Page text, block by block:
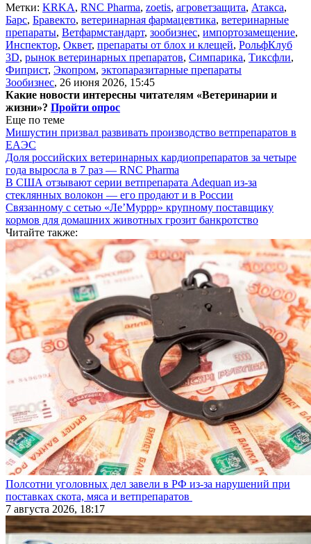
Метки: KRKA, RNC Pharma, zoetis, агроветзащита, Атакса,
Барс, Бравекто, ветеринарная фармацевтика, ветеринарные
препараты, Ветфармстандарт, зообизнес, импортозамещение,
Инспектор, Оквет, препараты от блох и клещей, РольфКлуб
3D, рынок ветеринарных препаратов, Симпарика, Тиксфли,
Фиприст, Экопром, эктопаразитарные препараты
Зообизнес, 26 июня 2026, 15:45
Какие новости интересны читателям «Ветеринарии и
жизни»? Пройти опрос
Еще по теме
Мишустин призвал развивать производство ветпрепаратов в
ЕАЭС
Доля российских ветеринарных кардиопрепаратов за четыре
года выросла в 7 раз — RNC Pharma
В США отзывают серии ветпрепарата Adequan из-за
стеклянных волокон — его продают и в России
Связанному с сетью «Ле’Муррр» крупному поставщику
кормов для домашних животных грозит банкротство
Читайте также:
Полсотни уголовных дел завели в РФ из-за нарушений при
поставках скота, мяса и ветпрепаратов
7 августа 2026, 18:17